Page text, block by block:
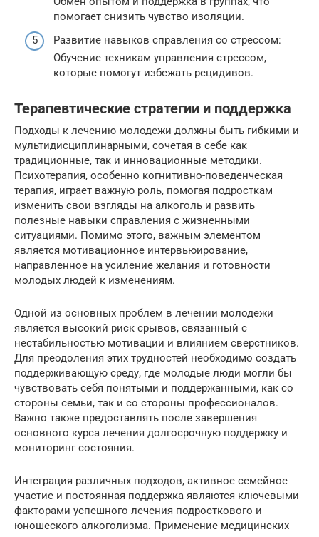
помогает снизить чувство изоляции.
Развитие навыков справления со стрессом:
Обучение техникам управления стрессом,
которые помогут избежать рецидивов.
Терапевтические стратегии и поддержка
Подходы к лечению молодежи должны быть гибкими и
мультидисциплинарными, сочетая в себе как
традиционные, так и инновационные методики.
Психотерапия, особенно когнитивно-поведенческая
терапия, играет важную роль, помогая подросткам
изменить свои взгляды на алкоголь и развить
полезные навыки справления с жизненными
ситуациями. Помимо этого, важным элементом
является мотивационное интервьюирование,
направленное на усиление желания и готовности
молодых людей к изменениям.
Одной из основных проблем в лечении молодежи
является высокий риск срывов, связанный с
нестабильностью мотивации и влиянием сверстников.
Для преодоления этих трудностей необходимо создать
поддерживающую среду, где молодые люди могли бы
чувствовать себя понятыми и поддержанными, как со
стороны семьи, так и со стороны профессионалов.
Важно также предоставлять после завершения
основного курса лечения долгосрочную поддержку и
мониторинг состояния.
Интеграция различных подходов, активное семейное
участие и постоянная поддержка являются ключевыми
факторами успешного лечения подросткового и
юношеского алкоголизма. Применение медицинских